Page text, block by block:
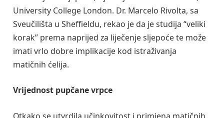
University College London. Dr. Marcelo Rivolta, sa
Sveučilišta u Sheffieldu, rekao je da je studija “veliki
korak” prema naprijed za liječenje sljepoće te može
imati vrlo dobre implikacije kod istraživanja
matičnih ćelija.
Vrijednost pupčane vrpce